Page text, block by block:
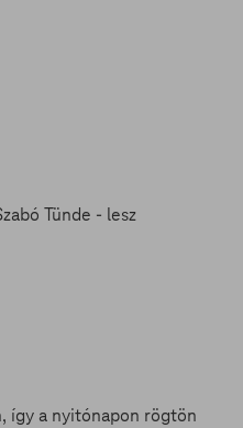
Tünde - lesz
így a nyitónapon rögtön